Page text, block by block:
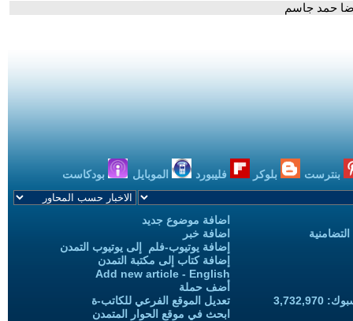
حمد جاسم
بنترست بلوكر فليبورد الموبايل بودكاست
اضافة موضوع جديد
اضافة خبر
إضافة يوتيوب-فلم إلى يوتيوب التمدن
إضافة كتاب إلى مكتبة التمدن
Add new article - English
أضف حملة
تعديل الموقع الفرعي للكاتب-ة
ابحث في موقع الحوار المتمدن